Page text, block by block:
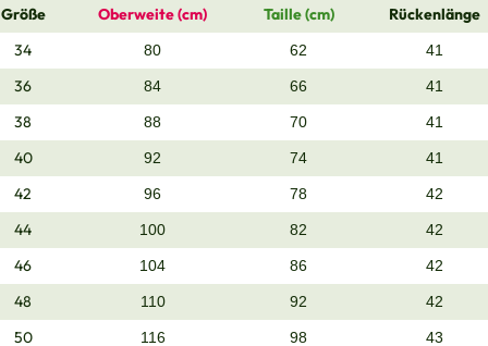
Größe Oberweite (cm) Taille (cm)
Rückenlänge
34
80 62 41
36 84 66 41
38 88 70 41
40 92 74 41
42 96 78 42
44 100 82 42
46 104 86 42
48 110 92 42
50 116 98 43